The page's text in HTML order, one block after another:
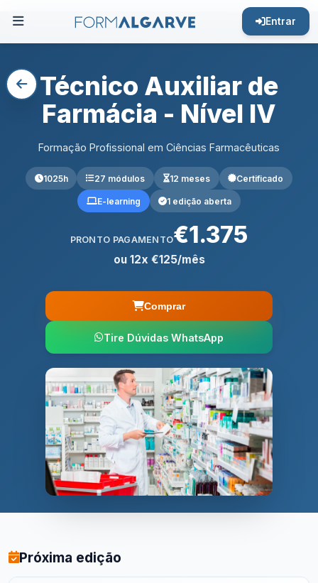
Entrar
Técnico Auxiliar de
Farmácia - Nível IV
Formação Profissional em Ciências Farmacêuticas
1025h 27 módulos 12 meses Certificado
E-learning 1 edição aberta
PRONTO PAGAMENTO€1.375
ou 12x €125/mês
Comprar
Tire Dúvidas WhatsApp
Próxima edição